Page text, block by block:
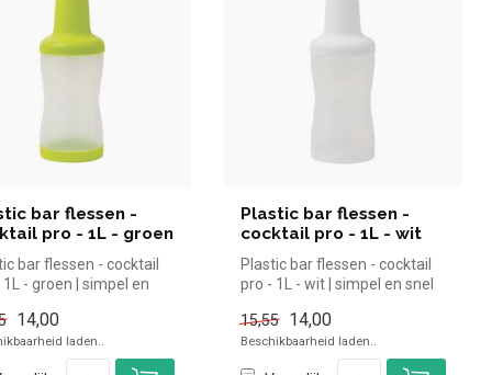
bar flessen -
pro - 1L - groen
bar flessen - cocktail
- groen | simpel en
14,00
laden..
Plastic bar flessen -
cocktail pro - 1L - wit
Plastic bar flessen - cocktail
pro - 1L - wit | simpel en snel
15,55 14,00
Beschikbaarheid laden..